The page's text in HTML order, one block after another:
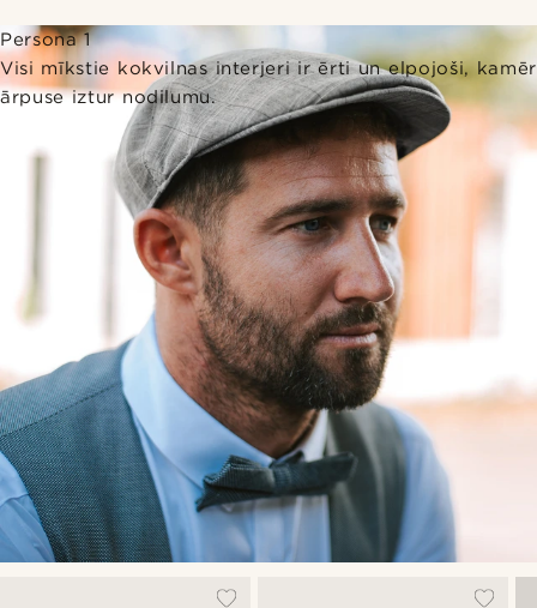
Persona 1
Visi mīkstie kokvilnas interjeri ir ērti un elpojoši, kamēr
ārpuse iztur nodilumu.